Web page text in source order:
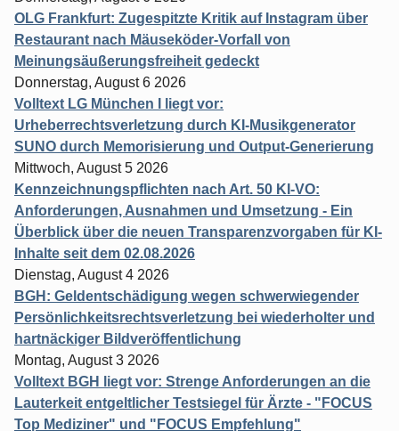
OLG Frankfurt: Zugespitzte Kritik auf Instagram über
Restaurant nach Mäuseköder-Vorfall von
Meinungsäußerungsfreiheit gedeckt
Donnerstag, August 6 2026
Volltext LG München I liegt vor:
Urheberrechtsverletzung durch KI-Musikgenerator
SUNO durch Memorisierung und Output-Generierung
Mittwoch, August 5 2026
Kennzeichnungspflichten nach Art. 50 KI-VO:
Anforderungen, Ausnahmen und Umsetzung - Ein
Überblick über die neuen Transparenzvorgaben für KI-
Inhalte seit dem 02.08.2026
Dienstag, August 4 2026
BGH: Geldentschädigung wegen schwerwiegender
Persönlichkeitsrechtsverletzung bei wiederholter und
hartnäckiger Bildveröffentlichung
Montag, August 3 2026
Volltext BGH liegt vor: Strenge Anforderungen an die
Lauterkeit entgeltlicher Testsiegel für Ärzte - "FOCUS
Top Mediziner" und "FOCUS Empfehlung"